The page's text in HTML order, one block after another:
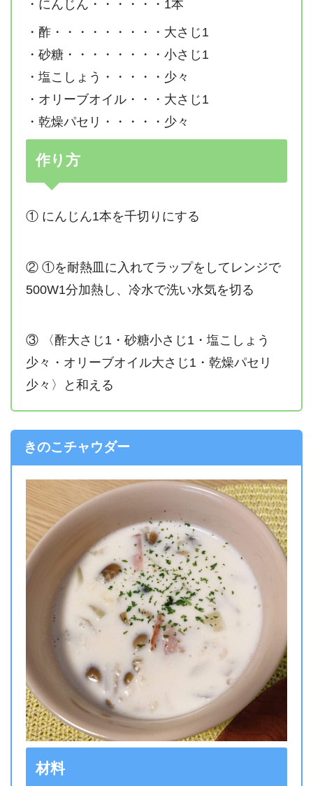
・にんじん・・・・・・1本
・酢・・・・・・・・・大さじ1
・砂糖・・・・・・・・小さじ1
・塩こしょう・・・・・少々
・オリーブオイル・・・大さじ1
・乾燥パセリ・・・・・少々
作り方
① にんじん1本を千切りにする
② ①を耐熱皿に入れてラップをしてレンジで
500W1分加熱し、冷水で洗い水気を切る
③ 〈酢大さじ1・砂糖小さじ1・塩こしょう
少々・オリーブオイル大さじ1・乾燥パセリ
少々〉と和える
きのこチャウダー
材料